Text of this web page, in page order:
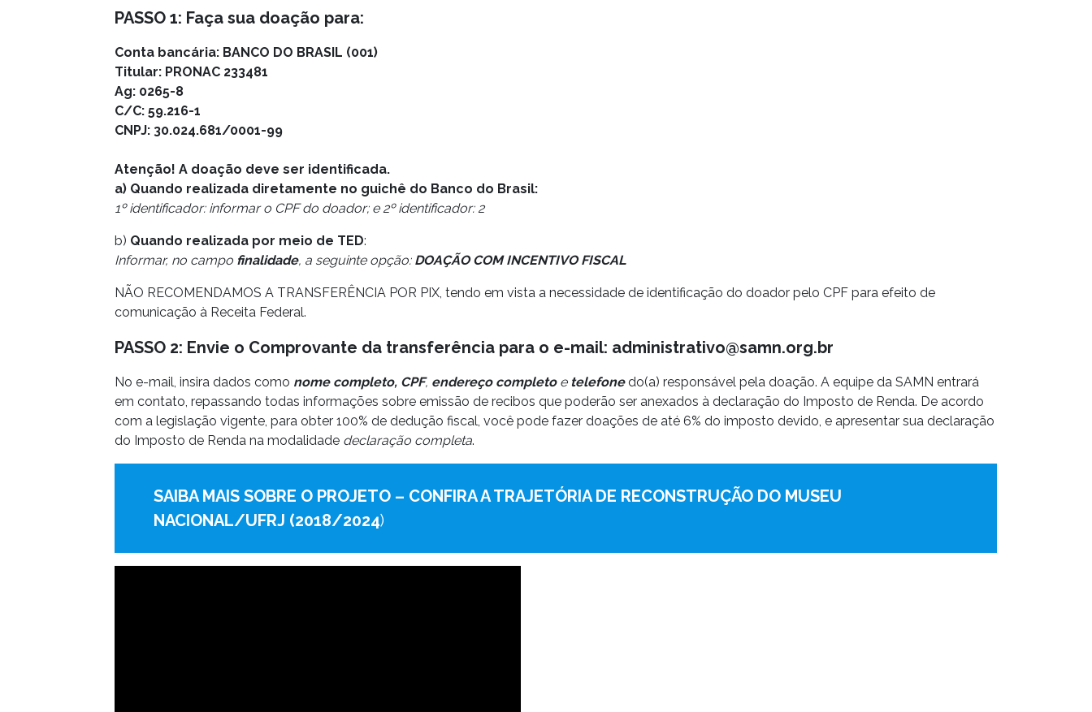
PASSO 1: Faça sua doação para:
Conta bancária: BANCO DO BRASIL (001)
Titular: PRONAC 233481
Ag: 0265-8
C/C: 59.216-1
CNPJ: 30.024.681/0001-99
Atenção! A doação deve ser identificada.
a) Quando realizada diretamente no guichê do Banco do Brasil:
1º identificador: informar o CPF do doador; e 2º identificador: 2
b) Quando realizada por meio de TED:
Informar, no campo finalidade, a seguinte opção: DOAÇÃO COM INCENTIVO FISCAL
NÃO RECOMENDAMOS A TRANSFERÊNCIA POR PIX, tendo em vista a necessidade de identificação do doador pelo CPF para efeito de
comunicação à Receita Federal.
PASSO 2: Envie o Comprovante da transferência para o e-mail: administrativo@samn.org.br
No e-mail, insira dados como nome completo, CPF, endereço completoetelefonedo(a) responsável pela doação. A equipe da SAMN entrará
em contato, repassando todas informações sobre emissão de recibos que poderão ser anexados à declaração do Imposto de Renda. De acordo
com a legislação vigente, para obter 100% de dedução fiscal, você pode fazer doações de até 6% do imposto devido, e apresentar sua declaração
do Imposto de Renda na modalidade declaração completa.
SAIBA MAIS SOBRE O PROJETO – CONFIRA A TRAJETÓRIA DE RECONSTRUÇÃO DO MUSEU
NACIONAL/UFRJ (2018/2024)